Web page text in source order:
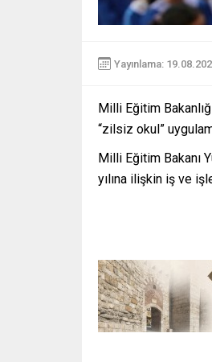
Yayınlama:
Milli Eğitim
“zilsiz okul”
Milli Eğitim Bakanı
yılına ilişkin iş ve